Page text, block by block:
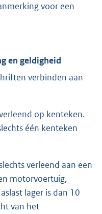
voor een
en geldigheid
verbinden aan
op kenteken.
één kenteken
verleend aan een
motorvoertuig,
lager is dan 10
van het